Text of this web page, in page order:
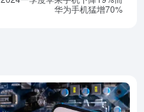
华为手机猛增70%